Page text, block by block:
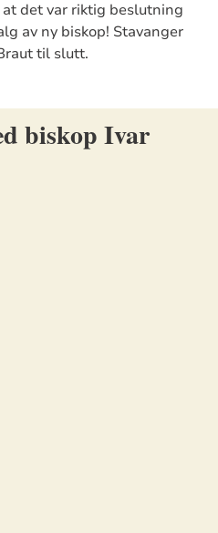
det var riktig beslutning
av ny biskop! Stavanger
til slutt.
biskop Ivar